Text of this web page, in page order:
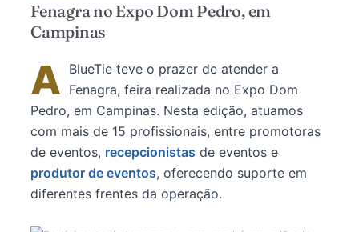
Fenagra no Expo Dom Pedro, em
Campinas
A BlueTie teve o prazer de atender a
Fenagra, feira realizada no Expo Dom
Pedro, em Campinas. Nesta edição, atuamos
com mais de 15 profissionais, entre promotoras
de eventos, recepcionistas de eventos e
produtor de eventos, oferecendo suporte em
diferentes frentes da operação.